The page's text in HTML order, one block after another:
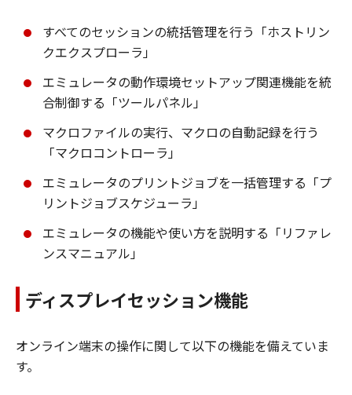
すべてのセッションの統括管理を行う「ホストリン
クエクスプローラ」
エミュレータの動作環境セットアップ関連機能を統
合制御する「ツールパネル」
マクロファイルの実行、マクロの自動記録を行う
「マクロコントローラ」
エミュレータのプリントジョブを一括管理する「プ
リントジョブスケジューラ」
エミュレータの機能や使い方を説明する「リファレ
ンスマニュアル」
ディスプレイセッション機能
オンライン端末の操作に関して以下の機能を備えていま
す。